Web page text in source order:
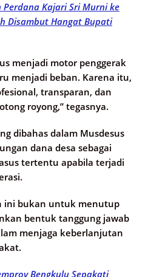
Perdana Kajari Sri Murni ke
Disambut Hangat Bupati
menjadi motor penggerak
menjadi beban. Karena itu,
transparan, dan
royong,” tegasnya.
dibahas dalam Musdesus
dana desa sebagai
tertentu apabila terjadi
ini bukan untuk menutup
bentuk tanggung jawab
menjaga keberlanjutan
Bengkulu Sepakati